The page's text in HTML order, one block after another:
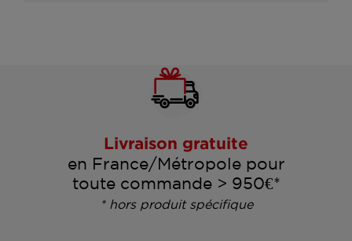
Livraison gratuite
en France/Métropole pour
toute commande > 950€*
* hors produit spécifique